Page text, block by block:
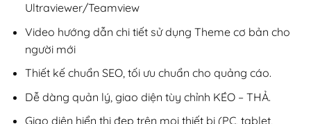
Ultraviewer/Teamview
Video hướng dẫn chi tiết sử dụng Theme cơ bản cho
người mới
Thiết kế chuẩn SEO, tối ưu chuẩn cho quảng cáo.
Dễ dàng quản lý, giao diện tùy chỉnh KÉO – THẢ.
Giao diện hiển thị đẹp trên mọi thiết bị (PC, tablet,